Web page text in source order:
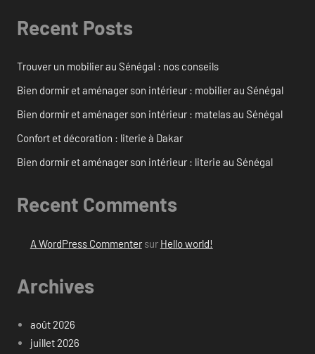
Recent Posts
Trouver un mobilier au Sénégal : nos conseils
Bien dormir et aménager son intérieur : mobilier au Sénégal
Bien dormir et aménager son intérieur : matelas au Sénégal
Confort et décoration : literie à Dakar
Bien dormir et aménager son intérieur : literie au Sénégal
Recent Comments
A WordPress Commentersur Hello world!
Archives
août 2026
juillet 2026